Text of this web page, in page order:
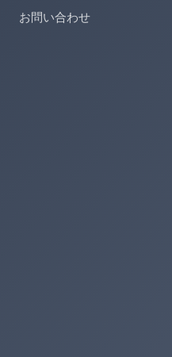
お問い合わせ